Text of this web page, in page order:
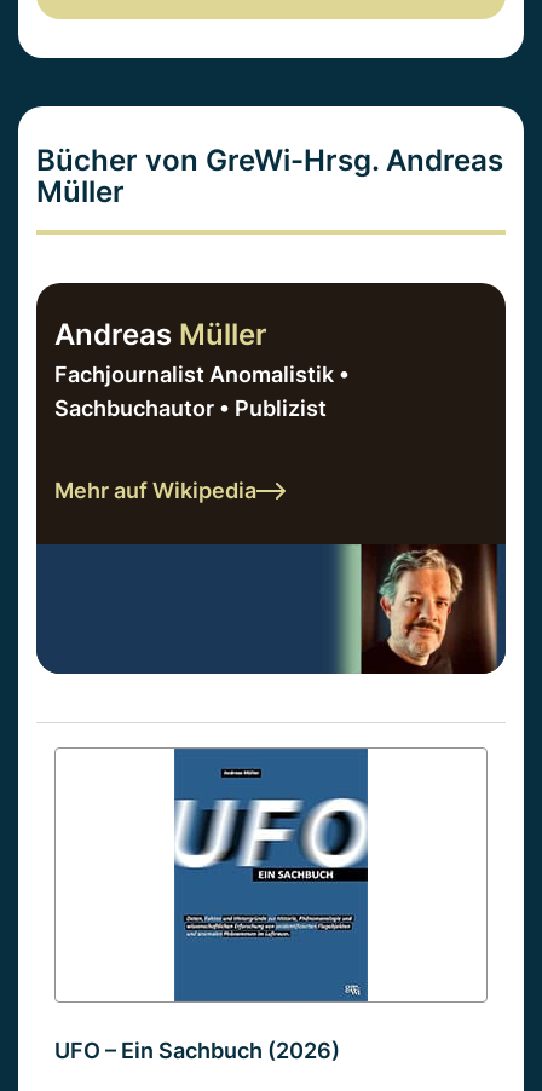
Bücher von GreWi-Hrsg. Andreas
Müller
Andreas Müller
Fachjournalist Anomalistik •
Sachbuchautor • Publizist
Mehr auf Wikipedia
UFO – Ein Sachbuch (2026)